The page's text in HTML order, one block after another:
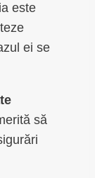
este
ei se
să